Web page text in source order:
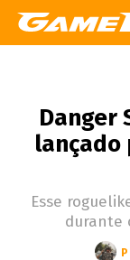
Danger
lançado
Esse
durante